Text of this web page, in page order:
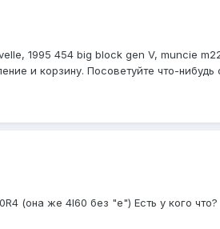
1995 454 big block gen V, muncie
и корзину. Посоветуйте что-нибудь
(она же 4l60 без "е") Есть у кого что?